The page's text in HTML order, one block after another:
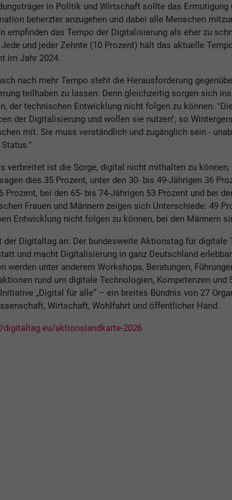
in Politik und Wirtschaft sollte das Ermutigung
beherzter anzugehen und dabei alle Menschen
empfinden das Tempo der Digitalisierung als eher zu
und jeder Zehnte (10 Prozent) hält das aktuelle
im Jahr 2024.
nach mehr Tempo steht die Herausforderung
teilhaben zu lassen: Denn gleichzeitig sorgen sich
der technischen Entwicklung nicht folgen zu können.
der Digitalisierung und wollen sie nutzen", so
mit. Sie muss verständlich und zugänglich sein -
verbreitet ist die Sorge, digital nicht mithalten zu
dies 35 Prozent, unter den 30- bis 49-Jährigen 36
Prozent, bei den 65- bis 74-Jährigen 53 Prozent und bei
Frauen und Männern zeigen sich Unterschiede: 49
Entwicklung nicht folgen zu können, bei den Männern
der Digitaltag an: Der bundesweite Aktionstag für digitale
und macht Digitalisierung in ganz Deutschland
werden unter anderem Workshops, Beratungen,
rund um digitale Technologien, Kompetenzen
„Digital für alle“ – ein breites Bündnis von 27
Wirtschaft, Wohlfahrt und öffentlicher Hand.
digitaltag.eu/aktionslandkarte-2026